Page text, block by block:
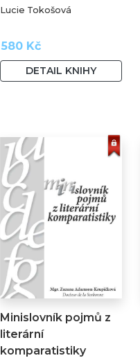
Lucie Tokošová
580 Kč
DETAIL KNIHY
Minislovník pojmů z
literární
komparatistiky